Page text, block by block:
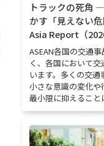
トラックの死角
かす「見えない
Asia Report（
ASEAN各国の交通
く、各国において
います。多くの交
小さな意識の変化
最小限に抑えること